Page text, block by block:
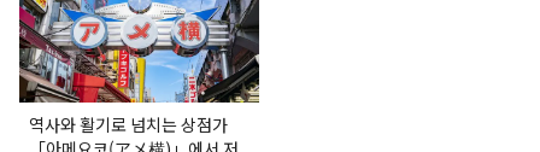
역사와 활기로 넘치는 상점가